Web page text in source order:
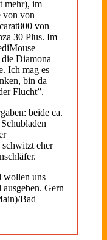
mehr), im
von von
von
30 Plus. Im
die Diamona
Ich mag es
bin da
Flucht”.
beide ca.
eher
wollen uns
Gern
Bad